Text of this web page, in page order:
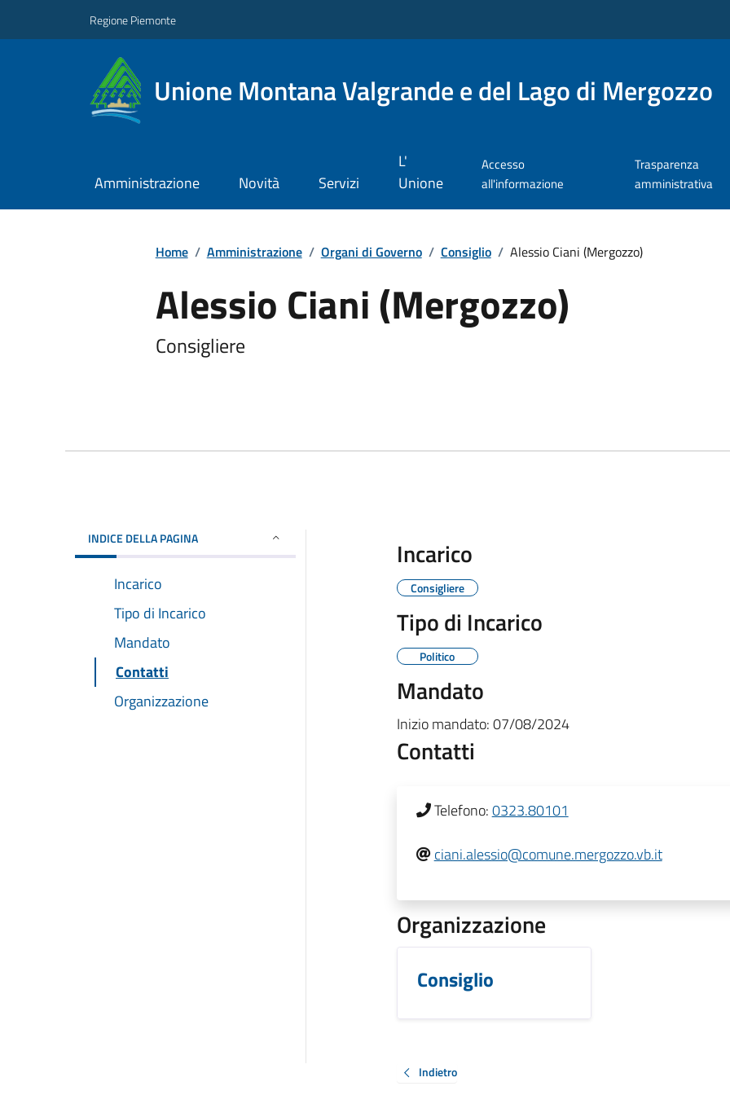
Regione Piemonte
Unione Montana Valgrande e del Lago di Mergozzo
Amministrazione Novità Servizi
L'
Unione
Accesso
all'informazione
Trasparenza
amministrativa
Home / Amministrazione / Organi di Governo / Consiglio / Alessio Ciani (Mergozzo)
Alessio Ciani (Mergozzo)
Consigliere
INDICE DELLA PAGINA
Incarico
Tipo di Incarico
Mandato
Contatti
Organizzazione
Incarico
Consigliere
Tipo di Incarico
Politico
Mandato
Inizio mandato:07/08/2024
Contatti
Telefono:0323.80101
ciani.alessio@comune.mergozzo.vb.it
Organizzazione
Consiglio
Indietro